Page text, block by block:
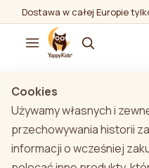
Dostawa w całej Europie
Cookies
Używamy własnych i
przechowywania historii
informacji o wcześniej